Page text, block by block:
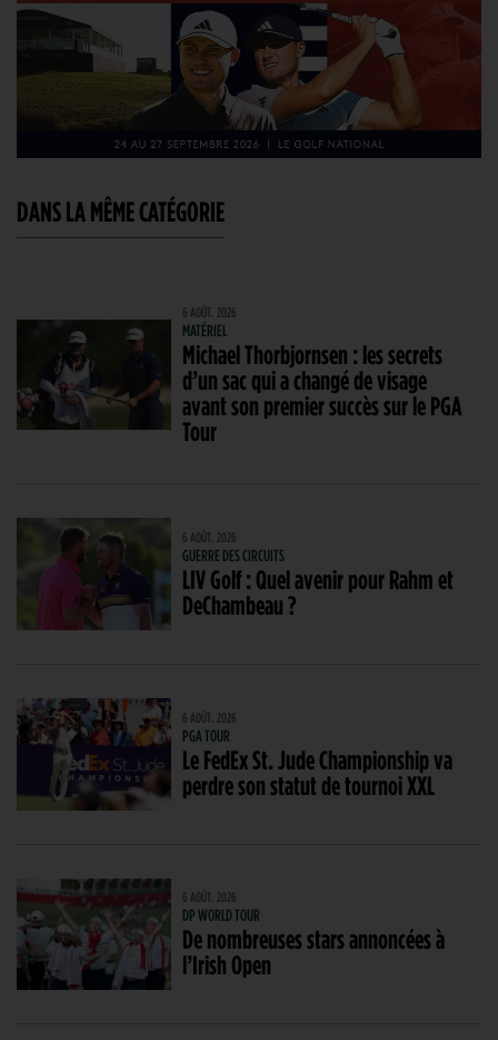
DANS LA MÊME CATÉGORIE
6 AOÛT. 2026
MATÉRIEL
Michael Thorbjornsen : les secrets
d’un sac qui a changé de visage
avant son premier succès sur le PGA
Tour
6 AOÛT. 2026
GUERRE DES CIRCUITS
LIV Golf : Quel avenir pour Rahm et
DeChambeau ?
6 AOÛT. 2026
PGA TOUR
Le FedEx St. Jude Championship va
perdre son statut de tournoi XXL
6 AOÛT. 2026
DP WORLD TOUR
De nombreuses stars annoncées à
l’Irish Open